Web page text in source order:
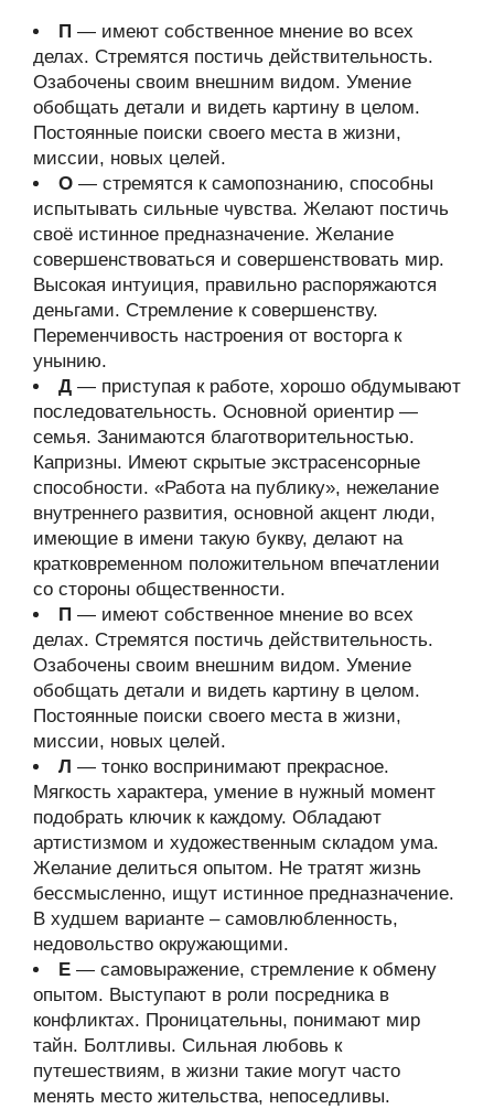
П — имеют собственное мнение во всех
делах. Стремятся постичь действительность.
Озабочены своим внешним видом. Умение
обобщать детали и видеть картину в целом.
Постоянные поиски своего места в жизни,
миссии, новых целей.
О — стремятся к самопознанию, способны
испытывать сильные чувства. Желают постичь
своё истинное предназначение. Желание
совершенствоваться и совершенствовать мир.
Высокая интуиция, правильно распоряжаются
деньгами. Стремление к совершенству.
Переменчивость настроения от восторга к
унынию.
Д — приступая к работе, хорошо обдумывают
последовательность. Основной ориентир —
семья. Занимаются благотворительностью.
Капризны. Имеют скрытые экстрасенсорные
способности. «Работа на публику», нежелание
внутреннего развития, основной акцент люди,
имеющие в имени такую букву, делают на
кратковременном положительном впечатлении
со стороны общественности.
П — имеют собственное мнение во всех
делах. Стремятся постичь действительность.
Озабочены своим внешним видом. Умение
обобщать детали и видеть картину в целом.
Постоянные поиски своего места в жизни,
миссии, новых целей.
Л — тонко воспринимают прекрасное.
Мягкость характера, умение в нужный момент
подобрать ключик к каждому. Обладают
артистизмом и художественным складом ума.
Желание делиться опытом. Не тратят жизнь
бессмысленно, ищут истинное предназначение.
В худшем варианте – самовлюбленность,
недовольство окружающими.
Е — самовыражение, стремление к обмену
опытом. Выступают в роли посредника в
конфликтах. Проницательны, понимают мир
тайн. Болтливы. Сильная любовь к
путешествиям, в жизни такие могут часто
менять место жительства, непоседливы.